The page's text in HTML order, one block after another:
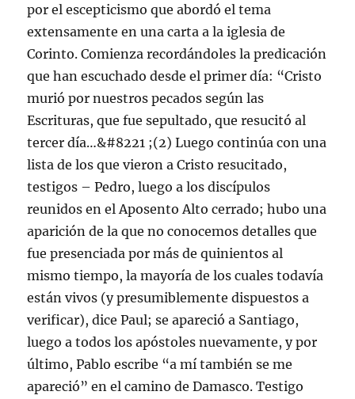
por el escepticismo que abordó el tema
extensamente en una carta a la iglesia de
Corinto. Comienza recordándoles la predicación
que han escuchado desde el primer día: “Cristo
murió por nuestros pecados según las
Escrituras, que fue sepultado, que resucitó al
tercer día…&#8221 ;(2) Luego continúa con una
lista de los que vieron a Cristo resucitado,
testigos – Pedro, luego a los discípulos
reunidos en el Aposento Alto cerrado; hubo una
aparición de la que no conocemos detalles que
fue presenciada por más de quinientos al
mismo tiempo, la mayoría de los cuales todavía
están vivos (y presumiblemente dispuestos a
verificar), dice Paul; se apareció a Santiago,
luego a todos los apóstoles nuevamente, y por
último, Pablo escribe “a mí también se me
apareció” en el camino de Damasco. Testigo